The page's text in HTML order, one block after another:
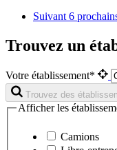
Suivant6
Trouvez un
Votre établissement*
Trouvez des
Afficher les
Camions